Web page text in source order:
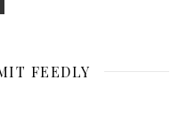
FEEDLY